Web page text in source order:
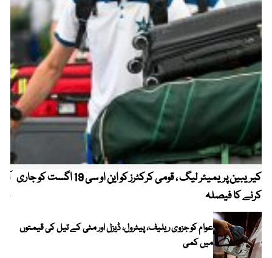
کیریبین پریمیئر لیگ ، قومی کرکٹرز کو این او سی 19 اگست کو جاری
کرنے کا فیصلہ
عوام کو جزوی ریلیف، پیٹرول، ڈیزل اور مٹی کے تیل کی قیمتوں
میں کمی